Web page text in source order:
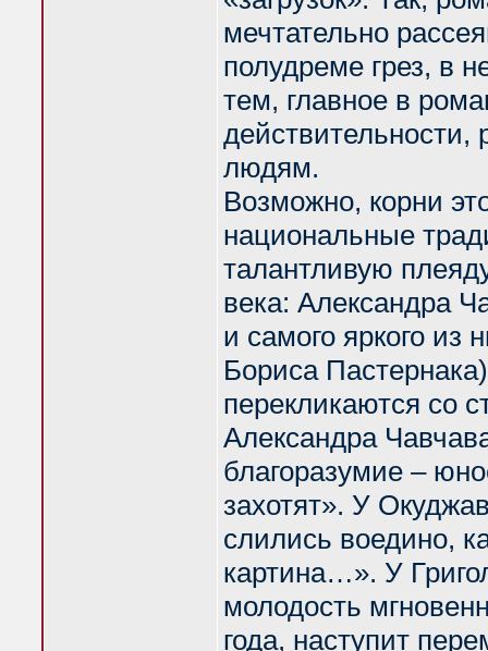
мечтательно
полудреме грез, в
тем, главное в
людям.
Возможно, корни
национальные
талантливую
века: Александра
и самого яркого из
Бориса
перекликаются со
Александра
благоразумие –
захотят». У
слились воедино,
картина…». У
молодость
года, наступит